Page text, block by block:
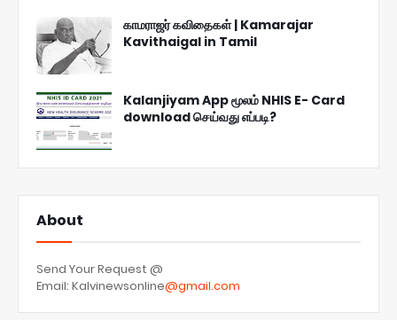
காமராஜர் கவிதைகள் | Kamarajar
Kavithaigal in Tamil
Kalanjiyam App மூலம் NHIS E- Card
download செய்வது எப்படி?
About
Send Your Request @
Email: Kalvinewsonline@gmail.com